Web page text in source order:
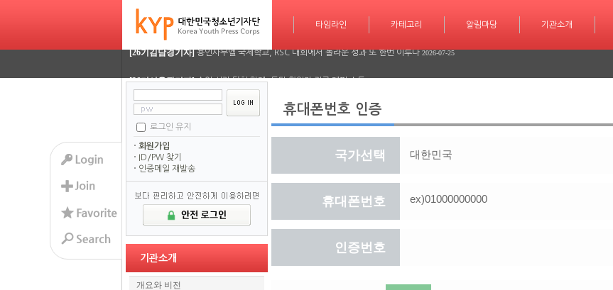
타임라인
타임라인 카테고리
카테고리 알림마당
알림마당 기관소개
기관소개 리포트
[26기정재훈기자] AI가 짜주는 맞춤형 방학 시간표…학습 계획도 인공지능 시대
[26기김담경기자]
[26기김담경기자] 2026 서울평화 모의유엔대회에 가다
[26기김담경기자] 2026 서울평화 모의유엔대회에 가다 2026-06-25
[26기정재훈기자] AI가 짜주는 맞춤형 방학 시간표…학습 계획도 인공지능 시대 2026-07-30
용인사무엘 국제학교, RSC 대회에서 놀라운 성과 또 한번 이루다
[26기이율관기자] 수업 시간 덮친 화재, 동탄 학원가 긴급 대피 소동
[26기김담경기자] 2026-06-26
[26기김담경기자]
로그인 유지
회원가입
ID/PW 찾기
인증메일 재발송
기관소개
개요와 비전
휴대폰번호 인증
국가선택
휴대폰번호
인증번호